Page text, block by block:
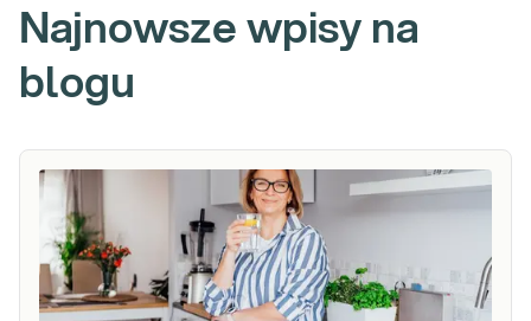
Najnowsze wpisy na
blogu